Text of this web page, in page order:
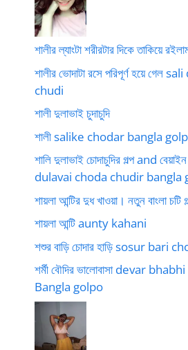
শালীর ল্যাংটা শরীরটার দিকে তাকিয়ে
শালীর ভোদাটা রসে পরিপূর্ণ হয়ে গেল
chudi
শালী দুলাভাই চুদাচুদি
শালী salike chodar bangla
শালি দুলাভাই চোদাচুদির গল্প and
dulavai choda chudir bangla
শায়লা আন্টির দুধ খাওয়া। নতুন বাংলা চটি
শায়লা আন্টি aunty kahani
শশুর বাড়ি চোদার হাড়ি sosur bari
শর্মী বৌদির ভালোবাসা devar
Bangla golpo